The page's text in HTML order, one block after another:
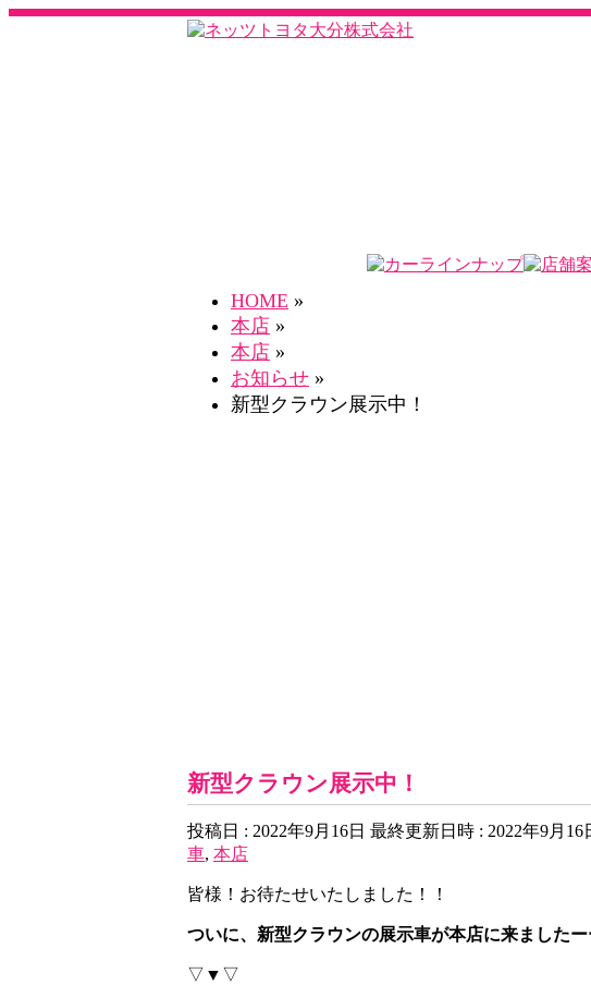
HOME »
本店 »
本店 »
お知らせ »
新型クラウン展示中！
新型クラウン展示中！
投稿日 : 2022年9月16日 最終更新日時 : 2022年9月16
車, 本店
皆様！お待たせいたしました！！
ついに、新型クラウンの展示車が本店に来ましたー
▽▼▽